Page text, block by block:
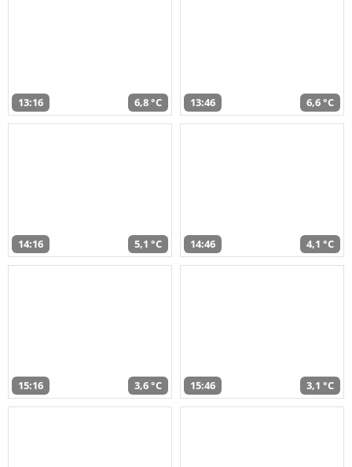
13:16 6,8 °C 13:46 6,6 °C
14:16 5,1 °C 14:46 4,1 °C
15:16 3,6 °C 15:46 3,1 °C